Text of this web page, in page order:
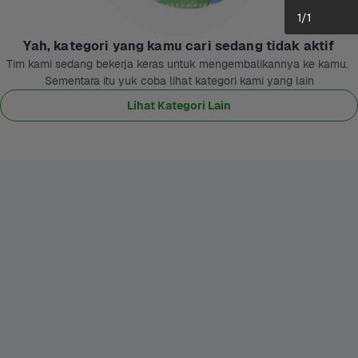
Yah, kategori yang kamu cari sedang tidak aktif
Tim kami sedang bekerja keras untuk mengembalikannya ke kamu.
Sementara itu yuk coba lihat kategori kami yang lain
Lihat Kategori Lain
1/1